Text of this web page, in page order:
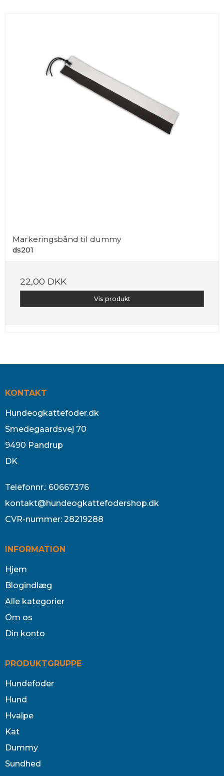
Markeringsbånd til dummy
ds201
22,00 DKK
Vis produkt
KONTAKT
Hundeogkattefoder.dk
Smedegaardsvej 70
9490 Pandrup
DK
Telefonnr.: 60667376
kontakt@hundeogkattefodershop.dk
CVR-nummer: 28219288
INFORMATION
Hjem
Blogindlæg
Alle kategorier
Om os
Din konto
PRODUKTGRUPPE
Hundefoder
Hund
Hvalpe
Kat
Dummy
Sundhed